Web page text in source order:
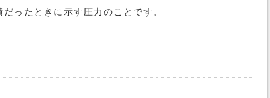
ったときに示す圧力のことです。